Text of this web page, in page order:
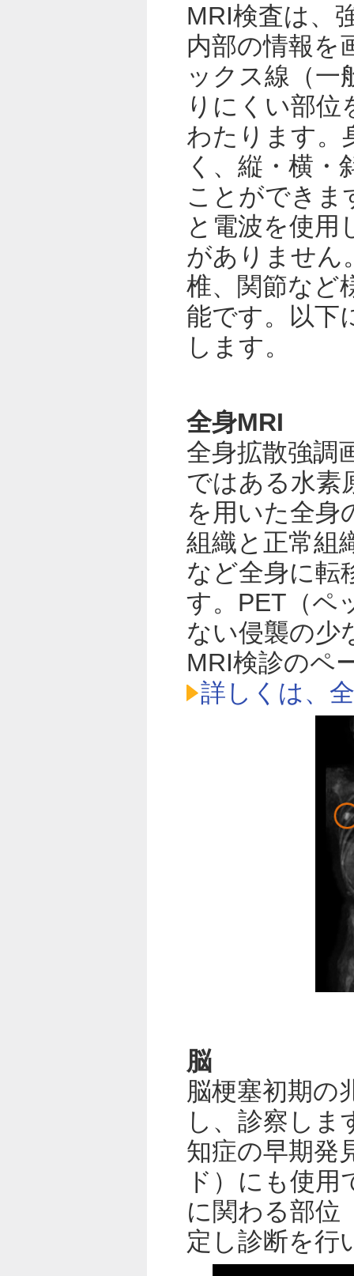
MRI検査は、
内部の情報を
ックス線（一
りにくい部位
わたります。
く、縦・横・
ことができま
と電波を使用
がありません
椎、関節など
能です。以下
します。
全身MRI
全身拡散強調
ではある水素
を用いた全身
組織と正常組
など全身に転
す。PET（ペ
ない侵襲の少
MRI検診のペ
詳しくは、
脳
脳梗塞初期の
し、診察しま
知症の早期発
ド）にも使
に関わる部位
定し診断を行